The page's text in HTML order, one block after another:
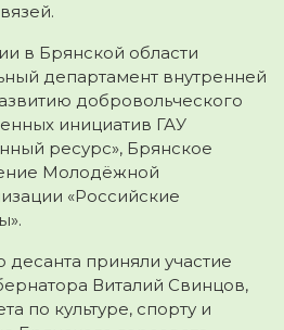
в Брянской области
департамент внутренней
добровольческого
инициатив ГАУ
ресурс», Брянское
Молодёжной
«Российские
приняли участие
Виталий Свинцов,
по культуре, спорту и